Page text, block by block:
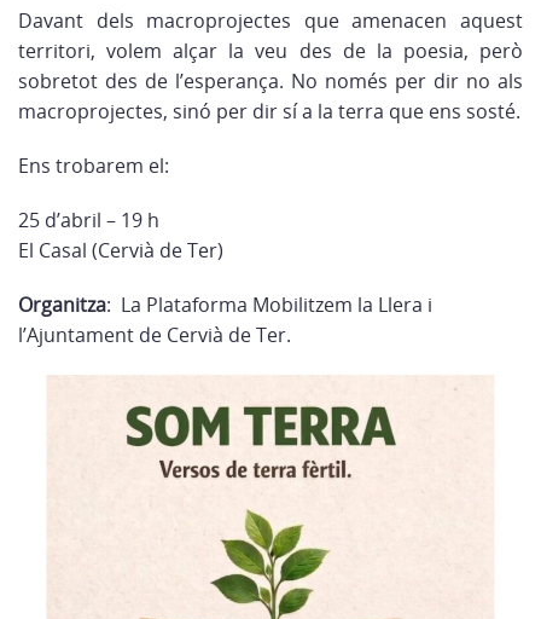
Davant dels macroprojectes que amenacen aquest
territori, volem alçar la veu des de la poesia, però
sobretot des de l’esperança. No només per dir no als
macroprojectes, sinó per dir sí a la terra que ens sosté.
Ens trobarem el:
25 d’abril – 19 h
El Casal (Cervià de Ter)
Organitza: La Plataforma Mobilitzem la Llera i
l’Ajuntament de Cervià de Ter.